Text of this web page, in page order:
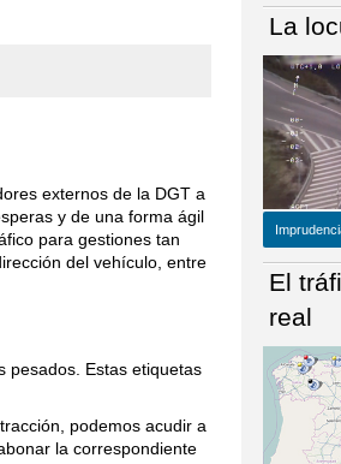
externos de la DGT a
y de una forma ágil
para gestiones tan
del vehículo, entre
pesados. Estas etiquetas
podemos acudir a
la correspondiente
NÚMERO
La
El
real